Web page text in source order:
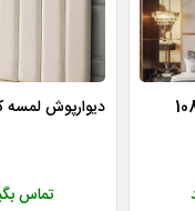
دیوارپوش لمسه کد
تماس